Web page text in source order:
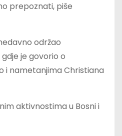
prepoznati, piše
održao
je govorio o
i nametanjima Christiana
aktivnostima u Bosni i